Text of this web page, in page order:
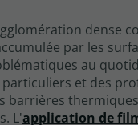
dense
par les
au
et des
barrières
L'application de